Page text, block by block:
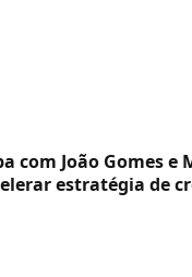
com João Gomes e
estratégia de